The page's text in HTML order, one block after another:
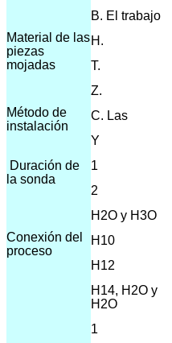
Material de las
piezas
mojadas
B. El trabajo
H.
T.
Método de
instalación
Z.
C. Las
Y
Duración de
la sonda
1
2
Conexión del
proceso
H2O y H3O
H10
H12
H14, H2O y
H2O
1